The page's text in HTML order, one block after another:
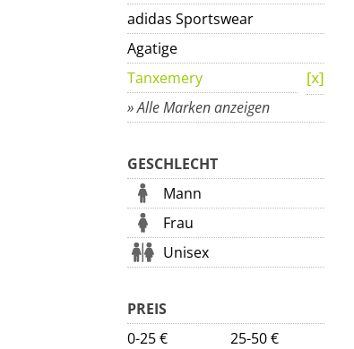
adidas Sportswear
Agatige
Tanxemery
» Alle Marken anzeigen
GESCHLECHT
Mann
Frau
Unisex
PREIS
0-25 €
25-50 €